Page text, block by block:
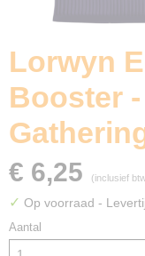
Lorwyn
Booster
€ 6,25 (inclusief
✓ Op voorraad -
Aantal